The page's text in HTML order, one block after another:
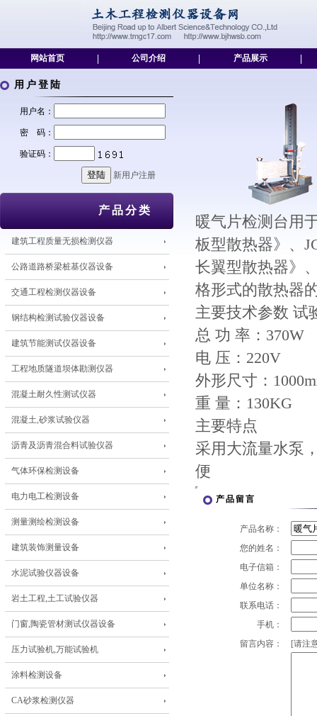
网站首页 公司介绍 产品展示
用户登陆
用户名：
密 码：
验证码：
新用户注册
产品分类
建筑工程质量无损检测仪器
公路道路桥梁桩基仪器设备
交通工程检测仪器设备
钢结构检测试验仪器设备
建筑节能测试仪器设备
工程地质隧道坝体勘测仪器
混凝土耐久性测试仪器
混凝土,砂浆试验仪器
沥青及沥青混合料试验仪器
气体环保检测设备
电力电工检测设备
测量测绘检测设备
建筑装饰测量设备
水泥试验仪器设备
岩土工程,土工试验仪器
门窗,陶瓷管材测试仪器设备
压力试验机,万能试验机
涂料检测设备
CA砂浆检测仪器
暖气片检测台用
板型散热器》、
长翼型散热器》
格形式的散热器
主要技术参数 试
总 功 率：370W
电 压：220V
外形尺寸：
重 量：130KG
主要特点
采用大流量水泵
便
产品留言
产品名称：
您的姓名：
电子信箱：
单位名称：
联系电话：
手机：
留言内容：
[请注